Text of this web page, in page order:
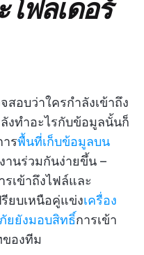
โฟลเดอร์
สอบว่าใครกำลังเข้าถึง
งทำอะไรกับข้อมูลนั้นก็
รพื้นที่เก็บข้อมูลบน
านร่วมกันง่ายขึ้น –
เข้าถึงไฟล์และ
ยบเหนือคู่แข่งเครื่อง
ยยังมอบสิทธิ์การเข้า
ของทีม